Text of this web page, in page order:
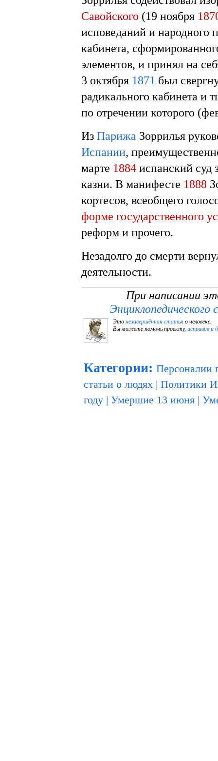
Савойского (19 ноября
исповеданий и
кабинета,
элементов, и принял на
3 октября 1871 был
радикального кабинета и
по отречении которого
Из Парижа Зоррилья
Испании,
марте 1884 испанский суд
казни. В манифесте 1888
кортесов, всеобщего
форме государственного
реформ и прочего.
Незадолго до смерти
деятельности.
При написании
Энциклопедического
Это незавершённая статья о человеке.
Вы можете помочь проекту, исправив и
Категории: Персоналии
статьи о людях | Политики
году | Умершие 13 июня |